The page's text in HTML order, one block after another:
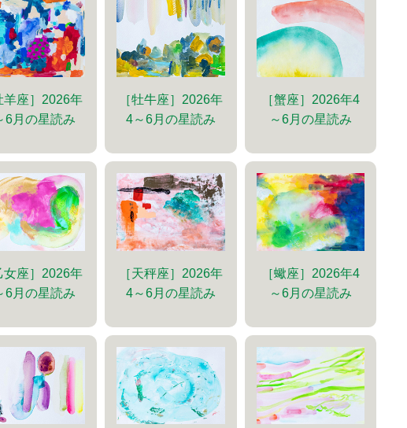
羊座］2026年
6月の星読み
［牡牛座］2026年
4～6月の星読み
［蟹座］2026年4
～6月の星読み
女座］2026年
6月の星読み
［天秤座］2026年
4～6月の星読み
［蠍座］2026年4
～6月の星読み